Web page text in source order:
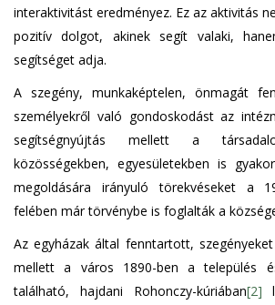
interaktivitást eredményez. Ez az aktivitás
pozitív dolgot, akinek segít valaki,
segítséget adja.
A szegény, munkaképtelen, önmagát
személyekről való gondoskodást az
segítségnyújtás mellett a
közösségekben, egyesületekben is
megoldására irányuló törekvéseket a
felében már törvénybe is foglalták a
Az egyházak által fenntartott,
mellett a város 1890-ben a település
található, hajdani Rohonczy-kúriában[2]